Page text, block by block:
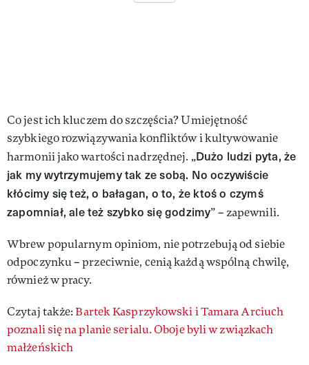
Co jest ich kluczem do szczęścia? Umiejętność
szybkiego rozwiązywania konfliktów i kultywowanie
harmonii jako wartości nadrzędnej. „Dużo ludzi pyta, że
jak my wytrzymujemy tak ze sobą. No oczywiście
kłócimy się też, o bałagan, o to, że ktoś o czymś
zapomniał, ale też szybko się godzimy” – zapewnili.
Wbrew popularnym opiniom, nie potrzebują od siebie
odpoczynku – przeciwnie, cenią każdą wspólną chwilę,
również w pracy.
Czytaj także:Bartek Kasprzykowski i Tamara Arciuch
poznali się na planie serialu. Oboje byli w związkach
małżeńskich